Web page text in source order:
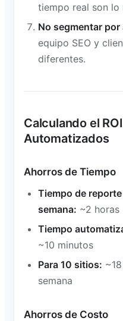
tiempo real son lo
No segmentar por
equipo SEO y
diferentes.
Calculando el
Automatizados
Ahorros de Tiempo
Tiempo de
semana: ~2 horas
Tiempo
~10 minutos
Para 10 sitios:
semana
Ahorros de Costo